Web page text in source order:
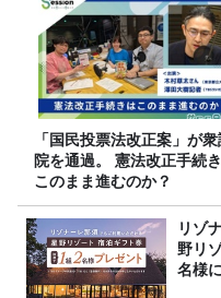
「国民投票法改正案」が
院を通過。 憲法改正手続
このまま進むのか？
リゾ
野リ
名様